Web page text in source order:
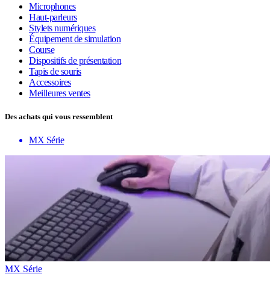
Microphones
Haut-parleurs
Stylets numériques
Équipement de simulation
Course
Dispositifs de présentation
Tapis de souris
Accessoires
Meilleures ventes
Des achats qui vous ressemblent
MX Série
MX Série